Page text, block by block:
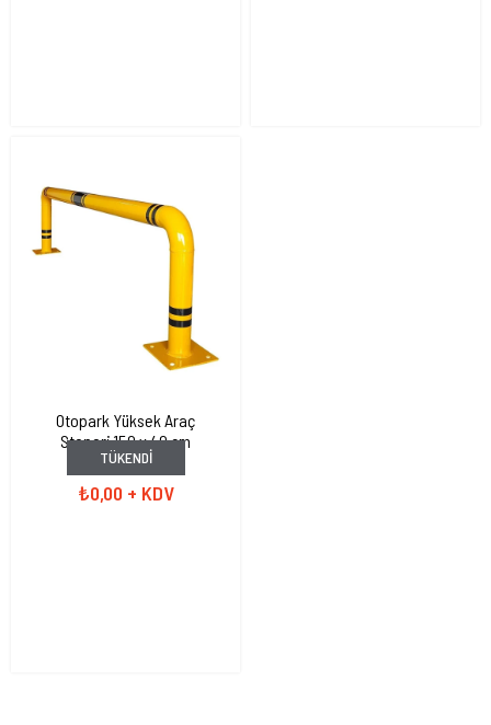
TÜKENDI
Otopark Yüksek Araç
Stoperi 150 x 40 cm
İLTS3422
₺0,00 + KDV